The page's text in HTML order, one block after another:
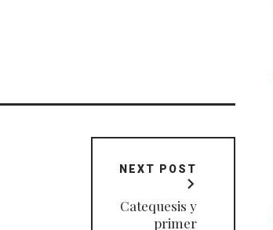
NEXT POST
Catequesis y
primer